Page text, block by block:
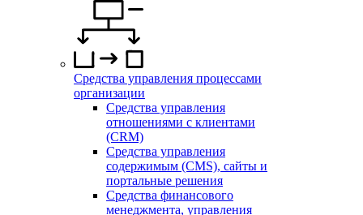
Средства управления процессами
организации
Средства управления
отношениями с клиентами
(CRM)
Средства управления
содержимым (CMS), сайты и
портальные решения
Средства финансового
менеджмента, управления